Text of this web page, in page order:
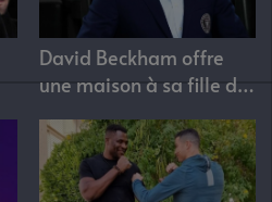
David Beckham offre
une maison à sa fille de